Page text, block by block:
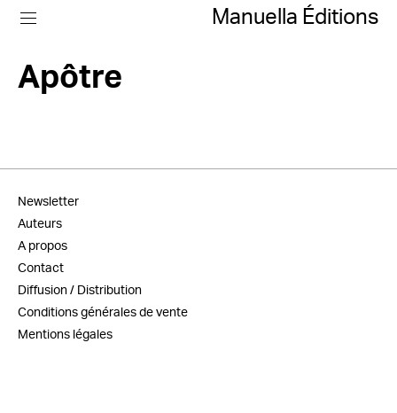
Manuella Éditions
Apôtre
Newsletter
Auteurs
A propos
Contact
Diffusion / Distribution
Conditions générales de vente
Mentions légales